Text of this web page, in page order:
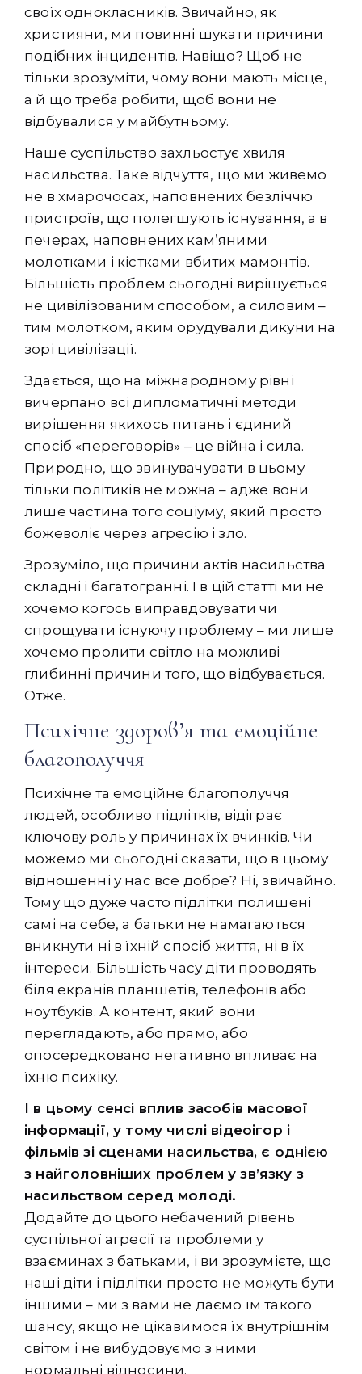
своїх однокласників. Звичайно, як
християни, ми повинні шукати причини
подібних інцидентів. Навіщо? Щоб не
тільки зрозуміти, чому вони мають місце,
а й що треба робити, щоб вони не
відбувалися у майбутньому.
Наше суспільство захльостує хвиля
насильства. Таке відчуття, що ми живемо
не в хмарочосах, наповнених безліччю
пристроїв, що полегшують існування, а в
печерах, наповнених кам’яними
молотками і кістками вбитих мамонтів.
Більшість проблем сьогодні вирішується
не цивілізованим способом, а силовим –
тим молотком, яким орудували дикуни на
зорі цивілізації.
Здається, що на міжнародному рівні
вичерпано всі дипломатичні методи
вирішення якихось питань і єдиний
спосіб «переговорів» – це війна і сила.
Природно, що звинувачувати в цьому
тільки політиків не можна – адже вони
лише частина того соціуму, який просто
божеволіє через агресію і зло.
Зрозуміло, що причини актів насильства
складні і багатогранні. І в цій статті ми не
хочемо когось виправдовувати чи
спрощувати існуючу проблему – ми лише
хочемо пролити світло на можливі
глибинні причини того, що відбувається.
Отже.
Психічне здоров’я та емоційне
благополуччя
Психічне та емоційне благополуччя
людей, особливо підлітків, відіграє
ключову роль у причинах їх вчинків. Чи
можемо ми сьогодні сказати, що в цьому
відношенні у нас все добре? Ні, звичайно.
Тому що дуже часто підлітки полишені
самі на себе, а батьки не намагаються
вникнути ні в їхній спосіб життя, ні в їх
інтереси. Більшість часу діти проводять
біля екранів планшетів, телефонів або
ноутбуків. А контент, який вони
переглядають, або прямо, або
опосередковано негативно впливає на
їхню психіку.
І в цьому сенсі вплив засобів масової
інформації, у тому числі відеоігор і
фільмів зі сценами насильства, є однією
з найголовніших проблем у зв’язку з
насильством серед молоді.
Додайте до цього небачений рівень
суспільної агресії та проблеми у
взаєминах з батьками, і ви зрозумієте, що
наші діти і підлітки просто не можуть бути
іншими – ми з вами не даємо їм такого
шансу, якщо не цікавимося їх внутрішнім
світом і не вибудовуємо з ними
нормальні відносини.